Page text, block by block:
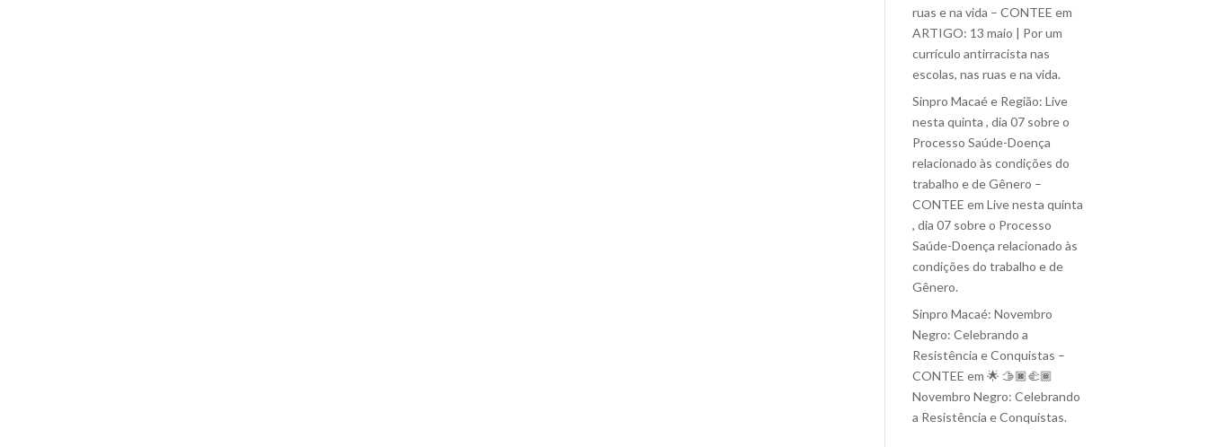
ruas e na vida – CONTEE em
ARTIGO: 13 maio | Por um
currículo antirracista nas
escolas, nas ruas e na vida.
Sinpro Macaé e Região: Live
nesta quinta , dia 07 sobre o
Processo Saúde-Doença
relacionado às condições do
trabalho e de Gênero –
CONTEE emLive nesta quinta
, dia 07 sobre o Processo
Saúde-Doença relacionado às
condições do trabalho e de
Gênero.
Sinpro Macaé: Novembro
Negro: Celebrando a
Resistência e Conquistas –
CONTEE em🌟 🫱🏿‍🫲🏾
Novembro Negro: Celebrando
a Resistência e Conquistas.